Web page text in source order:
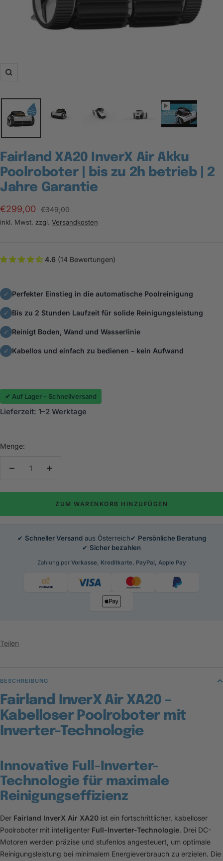
Zoom
Fairland XA20 InverX Air Akku
Poolroboter | bis zu 2h betrieb | 2
Jahre Garantie
Angebotspreis
€299,00
Regulärer
Preis
€349,00
inkl. Mwst. zzgl. Versandkosten
4.6 (14 Bewertungen)
✓ Perfekter Einstieg in die automatische Poolreinigung
✓ Bis zu 2 Stunden Laufzeit für solide Reinigungsleistung
✓ Reinigt Boden, Wand und Wasserlinie
✓ Kabellos und einfach zu bedienen – kein Aufwand
✔ Auf Lager – Schnellversand
Lieferzeit: 1–2 Werktage
Menge:
Menge
Menge
ZUM WARENKORB HINZUFÜGEN
✔ Schneller Versandaus Österreich✔ Persönliche Beratung
✔ Sicher bezahlen
Zahlung per Vorkasse, Kreditkarte, PayPal, Apple Pay
Teilen
BESCHREIBUNG
Fairland InverX Air XA20 –
Kabelloser Poolroboter mit
Inverter-Technologie
Innovative Full-Inverter-
Technologie für maximale
Reinigungseffizienz
Der Fairland InverX Air XA20 ist ein fortschrittlicher, kabelloser
Poolroboter mit intelligenter Full-Inverter-Technologie. Drei DC-
Motoren werden präzise und stufenlos angesteuert, um optimale
Reinigungsleistung bei minimalem Energieverbrauch zu erzielen. Die